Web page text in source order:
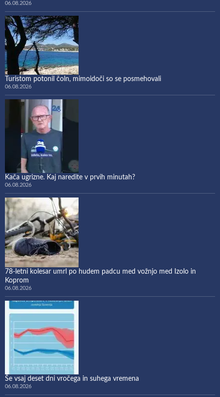
06.08.2026
Turistom potonil čoln, mimoidoči so se posmehovali
06.08.2026
Kača ugrizne. Kaj naredite v prvih minutah?
06.08.2026
78-letni kolesar umrl po hudem padcu med vožnjo med Izolo in
Koprom
06.08.2026
Še vsaj deset dni vročega in suhega vremena
06.08.2026